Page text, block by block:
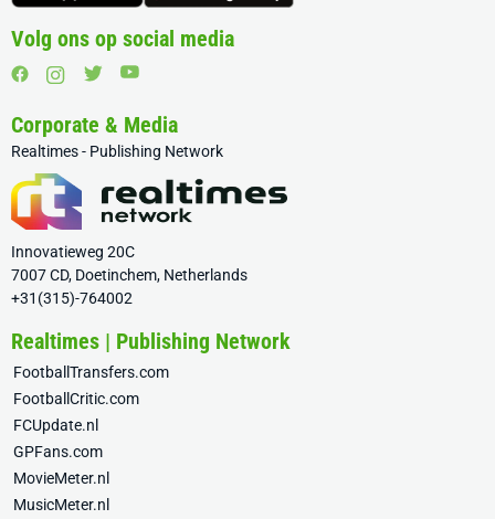
Volg ons op social media
Corporate & Media
Realtimes - Publishing Network
Innovatieweg 20C
7007 CD, Doetinchem, Netherlands
+31(315)-764002
Realtimes | Publishing Network
FootballTransfers.com
FootballCritic.com
FCUpdate.nl
GPFans.com
MovieMeter.nl
MusicMeter.nl